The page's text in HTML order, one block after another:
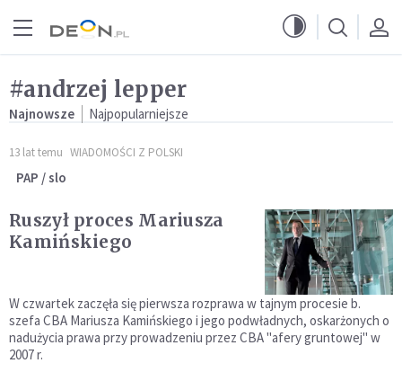
#andrzej lepper
Najnowsze Najpopularniejsze
13 lat temu WIADOMOŚCI Z POLSKI
PAP / slo
Ruszył proces Mariusza
Kamińskiego
W czwartek zaczęła się pierwsza rozprawa w tajnym procesie b.
szefa CBA Mariusza Kamińskiego i jego podwładnych, oskarżonych o
nadużycia prawa przy prowadzeniu przez CBA "afery gruntowej" w
2007 r.